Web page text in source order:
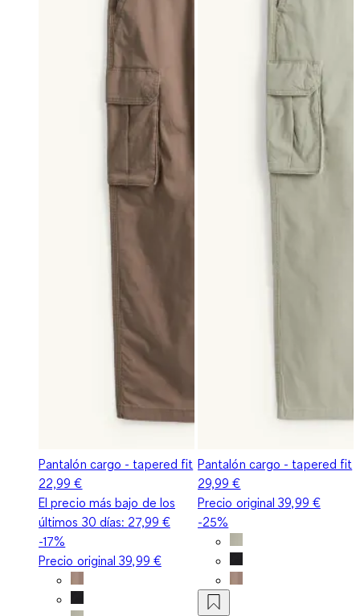
Pantalón cargo - tapered fit
22,99 €
El precio más bajo de los
últimos 30 días: 27,99 €
-17%
Precio original39,99 €
Pantalón cargo - tapered fit
29,99 €
Precio original39,99 €
-25%